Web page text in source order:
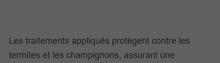
Les traitements appliqués protègent contre les
termites et les champignons, assurant une